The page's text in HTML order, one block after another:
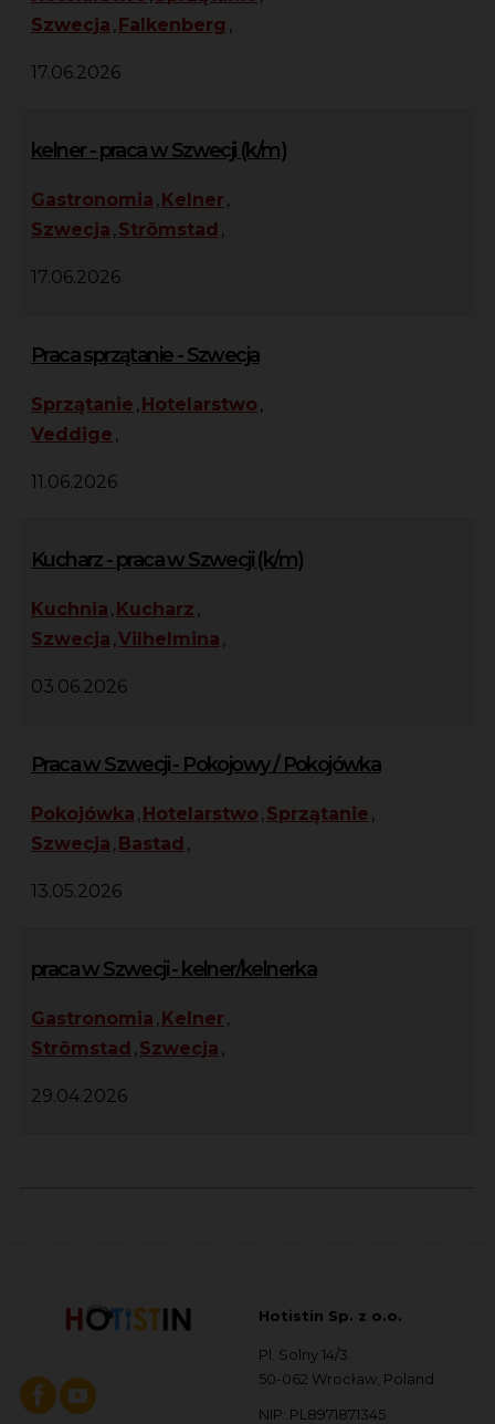
Szwecja ,Falkenberg ,
17.06.2026
kelner - praca w Szwecji (k/m)
Gastronomia ,Kelner ,
Szwecja ,Strömstad ,
17.06.2026
Praca sprzątanie - Szwecja
Sprzątanie ,Hotelarstwo ,
Veddige ,
11.06.2026
Kucharz - praca w Szwecji (k/m)
Kuchnia ,Kucharz ,
Szwecja ,Vilhelmina ,
03.06.2026
Praca w Szwecji - Pokojowy / Pokojówka
Pokojówka ,Hotelarstwo ,Sprzątanie ,
Szwecja ,Bastad ,
13.05.2026
praca w Szwecji - kelner/kelnerka
Gastronomia , Kelner ,
Strömstad , Szwecja ,
29.04.2026
Hotistin Sp. z o.o.
Pl. Solny 14/3
50-062 Wrocław, Poland
NIP: PL8971871345